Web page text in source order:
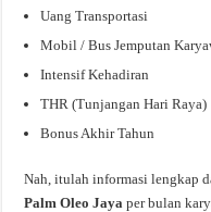
Uang Transportasi
Mobil / Bus Jemputan
Intensif Kehadiran
THR (Tunjangan Hari Raya)
Bonus Akhir Tahun
Nah, itulah informasi lengkap
Palm Oleo Jayaper bulan